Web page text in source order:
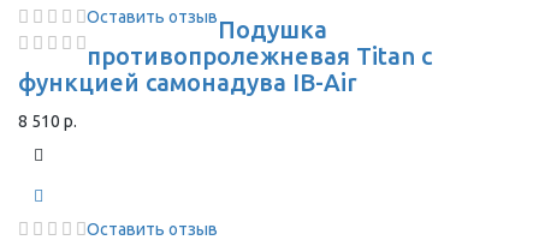
Оставить отзывПодушка
противопролежневая Titan с
функцией самонадува IB-Air
8 510 р.
Оставить отзыв